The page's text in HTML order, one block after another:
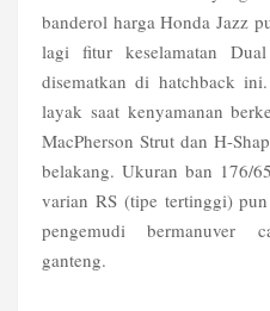
banderol harga Honda Jazz
lagi fitur keselamatan
disematkan di hatchback
layak saat kenyamanan
MacPherson Strut dan H-
belakang. Ukuran ban 176/
varian RS (tipe tertinggi)
pengemudi bermanuver
ganteng.